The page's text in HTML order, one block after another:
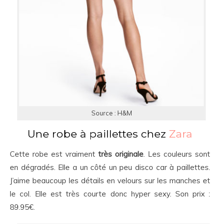
Source : H&M
Une robe à paillettes chez Zara
Cette robe est vraiment très originale. Les couleurs sont
en dégradés. Elle a un côté un peu disco car à paillettes.
J’aime beaucoup les détails en velours sur les manches et
le col. Elle est très courte donc hyper sexy. Son prix :
89.95€.